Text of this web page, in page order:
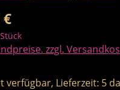
Preis:
€
zzgl.
verfügbar, Lieferzeit: 5